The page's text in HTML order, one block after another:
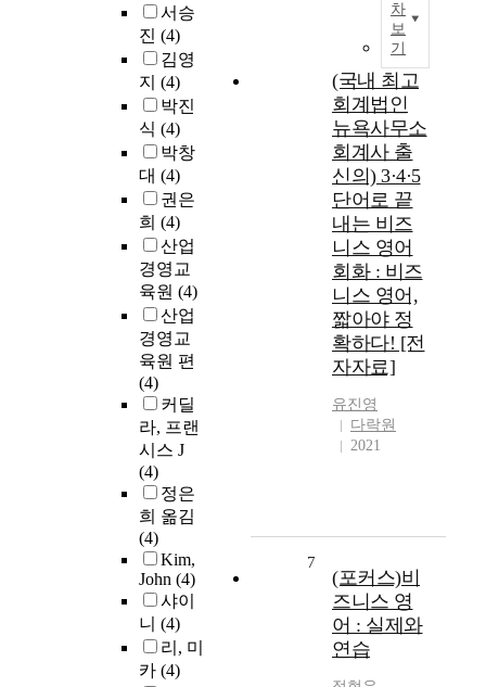
서승
진 (4)
김영
지 (4)
박진
식 (4)
박창
대 (4)
권은
희 (4)
산업
경영교
육원 (4)
산업
경영교
육원 편
(4)
커딜
라, 프랜
시스 J
(4)
정은
희 옮김
(4)
Kim,
John (4)
샤이
니 (4)
리, 미
카 (4)
차
보
기
(국내 최고
회계법인
뉴욕사무소
회계사 출
신의) 3·4·5
단어로 끝
내는 비즈
니스 영어
회화 : 비즈
니스 영어,
짧아야 정
확하다! [전
자자료]
유진영
다락원
2021
7
(포커스)비
즈니스 영
어 : 실제와
연습